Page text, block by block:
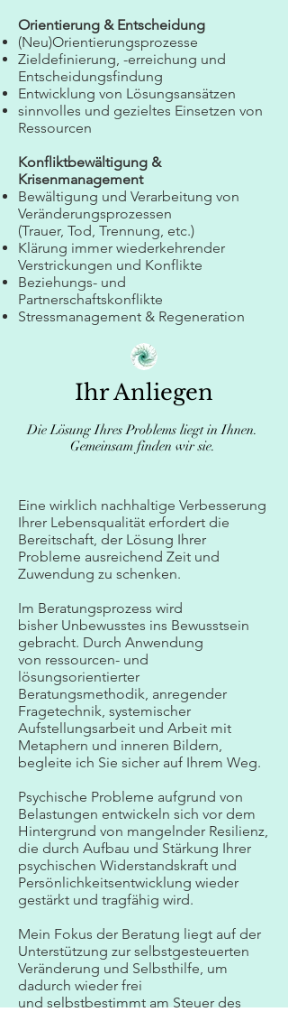
Orientierung & Entscheidung
(Neu)Orientierungsprozesse
Zieldefinierung, -erreichung und
Entscheidungsfindung
Entwicklung von Lösungsansätzen
sinnvolles und gezieltes Einsetzen von
Ressourcen
Konfliktbewältigung &
Krisenmanagement
Bewältigung und Verarbeitung von
Veränderungsprozessen
(Trauer, Tod, Trennung, etc.)
Klärung immer wiederkehrender
Verstrickungen und Konflikte
Beziehungs- und
Partnerschaftskonflikte
Stressmanagement & Regeneration
Ihr Anliegen
Die Lösung Ihres Problems liegt in Ihnen.
Gemeinsam finden wir sie.
Eine wirklich nachhaltige Verbesserung
Ihrer Lebensqualität erfordert die
Bereitschaft, der Lösung Ihrer
Probleme ausreichend Zeit und
Zuwendung zu schenken.
Im Beratungsprozess wird
bisher Unbewusstes ins Bewusstsein
gebracht. Durch Anwendung
von ressourcen- und
lösungsorientierter
Beratungsmethodik, anregender
Fragetechnik, systemischer
Aufstellungsarbeit und Arbeit mit
Metaphern und inneren Bildern,
begleite ich Sie sicher auf Ihrem Weg.
Psychische Probleme aufgrund von
Belastungen entwickeln sich vor dem
Hintergrund von mangelnder Resilienz,
die durch Aufbau und Stärkung Ihrer
psychischen Widerstandskraft und
Persönlichkeitsentwicklung wieder
gestärkt und tragfähig wird.
Mein Fokus der Beratung liegt auf der
Unterstützung zur selbstgesteuerten
Veränderung und Selbsthilfe, um
dadurch wieder frei
und selbstbestimmt am Steuer des